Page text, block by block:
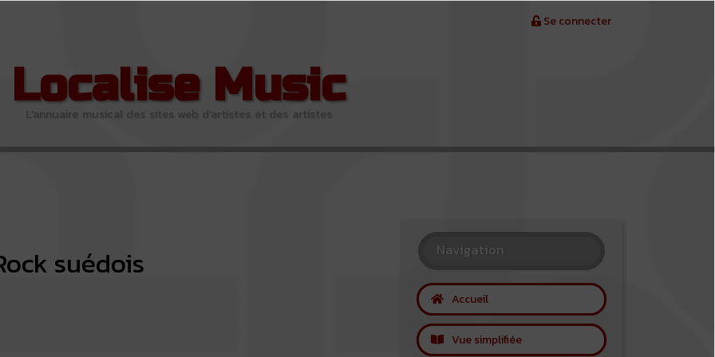
Se connecter
Localise Music
L'annuaire musical des sites web d'artistes et des artistes
suédois Navigation
Accueil
Vue simplifiée